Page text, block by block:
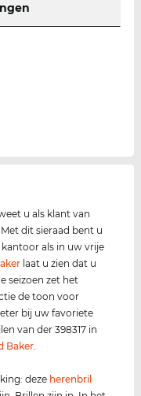
u als klant van
dit sieraad bent u
als in uw vrije
laat u zien dat u
seizoen zet het
de toon voor
bij uw favoriete
van der 398317 in
Baker.
deze herenbril